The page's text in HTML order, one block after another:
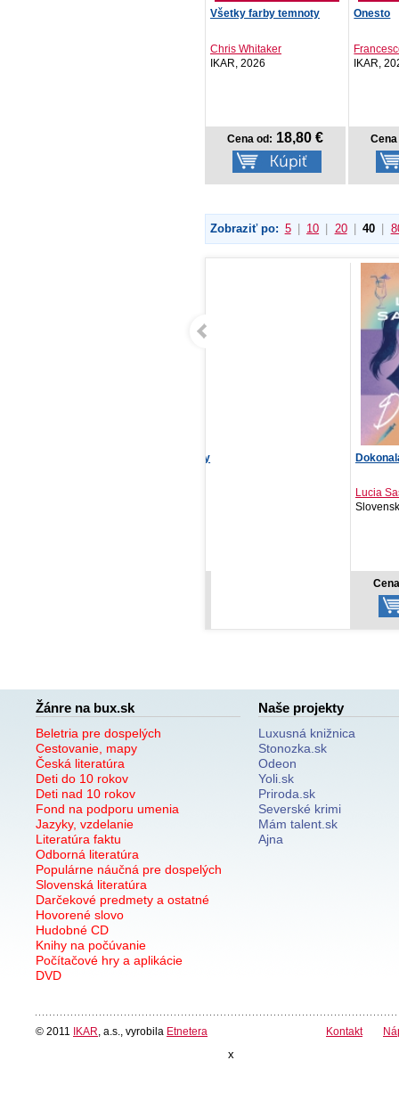
Všetky farby temnoty
Chris Whitaker
IKAR, 2026
Cena od: 18,80 €
Onesto
IKAR,
Zobraziť po: 5 10 20 40
Filip
Absynt,
Žánre na bux.sk
Beletria pre dospelých
Cestovanie, mapy
Česká literatúra
Deti do 10 rokov
Deti nad 10 rokov
Fond na podporu umenia
Jazyky, vzdelanie
Literatúra faktu
Odborná literatúra
Populárne náučná pre dospelých
Slovenská literatúra
Darčekové predmety a ostatné
Hovorené slovo
Hudobné CD
Knihy na počúvanie
Počítačové hry a aplikácie
DVD
Naše projekty
Luxusná knižnica
Stonozka.sk
Odeon
Yoli.sk
Priroda.sk
Severské krimi
Mám talent.sk
Ajna
© 2011 IKAR , a.s., vyrobila Etnetera Kontakt
x